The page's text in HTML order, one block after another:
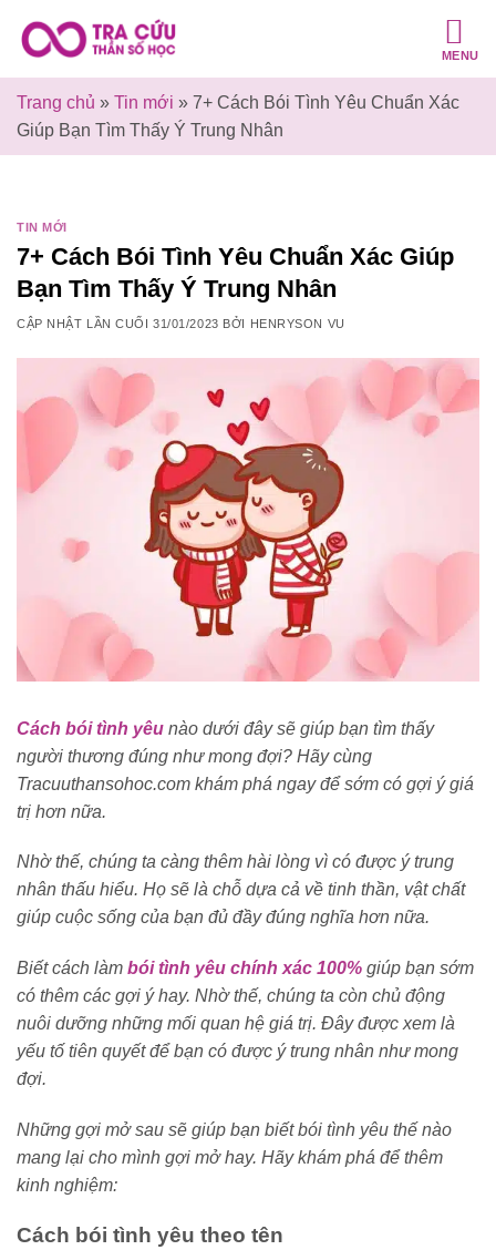
qua
dung
MENU
Trang chủ » Tin mới » 7+ Cách Bói Tình Yêu Chuẩn Xác
Giúp Bạn Tìm Thấy Ý Trung Nhân
TIN MỚI
7+ Cách Bói Tình Yêu Chuẩn Xác Giúp
Bạn Tìm Thấy Ý Trung Nhân
CẬP NHẬT LẦN CUỐI31/01/2023 BỞI HENRYSON VU
Cách bói tình yêu nào dưới đây sẽ giúp bạn tìm thấy
người thương đúng như mong đợi? Hãy cùng
Tracuuthansohoc.com khám phá ngay để sớm có gợi ý giá
trị hơn nữa.
Nhờ thế, chúng ta càng thêm hài lòng vì có được ý trung
nhân thấu hiểu. Họ sẽ là chỗ dựa cả về tinh thần, vật chất
giúp cuộc sống của bạn đủ đầy đúng nghĩa hơn nữa.
Biết cách làm bói tình yêu chính xác 100% giúp bạn sớm
có thêm các gợi ý hay. Nhờ thế, chúng ta còn chủ động
nuôi dưỡng những mối quan hệ giá trị. Đây được xem là
yếu tố tiên quyết để bạn có được ý trung nhân như mong
đợi.
Những gợi mở sau sẽ giúp bạn biết bói tình yêu thế nào
mang lại cho mình gợi mở hay. Hãy khám phá để thêm
kinh nghiệm:
Cách bói tình yêu theo tên